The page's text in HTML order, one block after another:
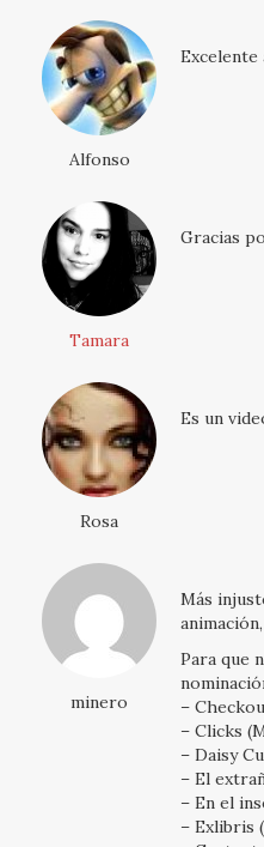
Alfonso
Excelente
Tamara
Gracias
Rosa
Es un
minero
Más
Para que
–
– Clicks
– Daisy
– El
– En el
– Exlibris